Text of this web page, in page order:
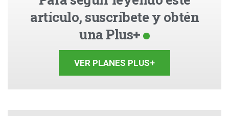
artículo, suscríbete y obtén
una Plus+
VER PLANES PLUS+